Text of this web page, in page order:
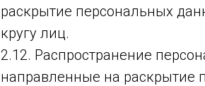
раскрытие персональных
кругу лиц.
2.12. Распространение
направленные на раскрытие